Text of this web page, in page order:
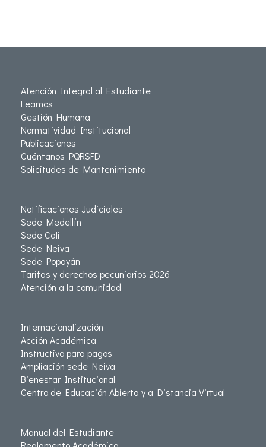
Atención Integral al Estudiante
Leamos
Gestión Humana
Normatividad Institucional
Publicaciones
Cuéntanos PQRSFD
Solicitudes de Mantenimiento
Notificaciones Judiciales
Sede Medellín
Sede Cali
Sede Neiva
Sede Popayán
Tarifas y derechos pecuniarios 2026
Atención a la comunidad
Internacionalización
Acción Académica
Instructivo para pagos
Ampliación sede Neiva
Bienestar Institucional
Centro de Educación Abierta y a Distancia Virtual
Manual del Estudiante